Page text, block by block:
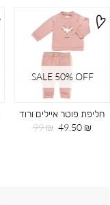
SALE 50% OFF
חליפת פוטר איילים ורוד
מחיר
49.50 ₪
מחיר
99 ₪